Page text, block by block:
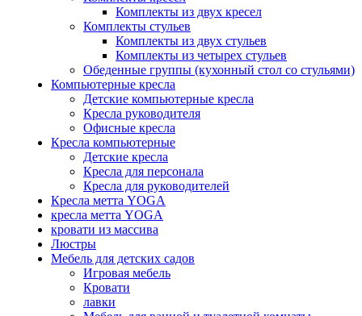
Комплекты из двух кресел
Комплекты стульев
Комплекты из двух стульев
Комплекты из четырех стульев
Обеденные группы (кухонный стол со стульями)
Компьютерные кресла
Детские компьютерные кресла
Кресла руководителя
Офисные кресла
Кресла компьютерные
Детские кресла
Кресла для персонала
Кресла для руководителей
Кресла метта YOGA
кресла метта YOGA
кровати из массива
Люстры
Мебель для детских садов
Игровая мебель
Кровати
лавки